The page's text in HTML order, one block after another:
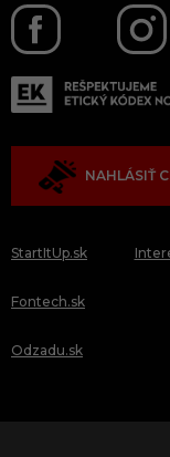
NAHLÁSIŤ
StartItUp.sk
Fontech.sk
Odzadu.sk